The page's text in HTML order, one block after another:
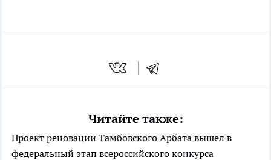
Читайте также:
Проект реновации Тамбовского Арбата вышел в
федеральный этап всероссийского конкурса